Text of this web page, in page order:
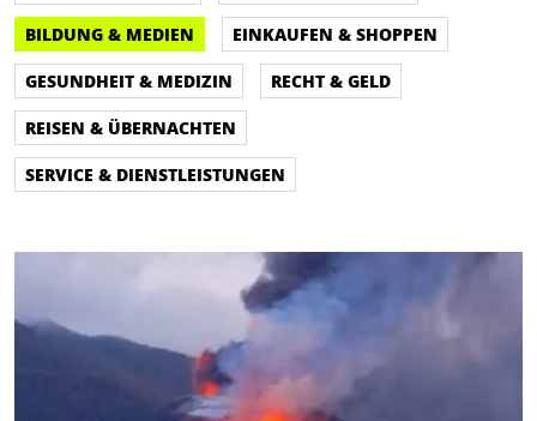
BILDUNG & MEDIEN
EINKAUFEN & SHOPPEN
GESUNDHEIT & MEDIZIN
RECHT & GELD
REISEN & ÜBERNACHTEN
SERVICE & DIENSTLEISTUNGEN